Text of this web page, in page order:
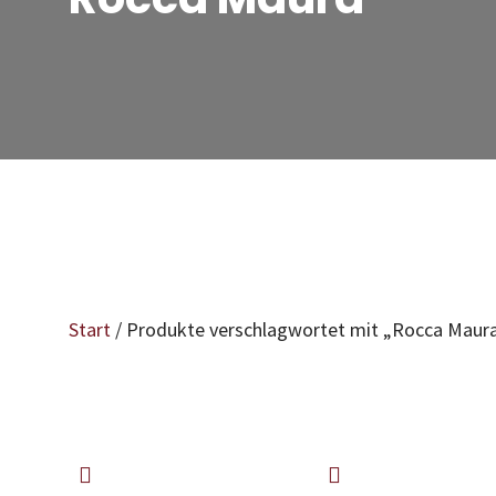
Start / Produkte verschlagwortet mit „Rocca